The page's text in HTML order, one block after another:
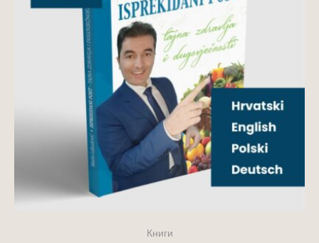
Книги